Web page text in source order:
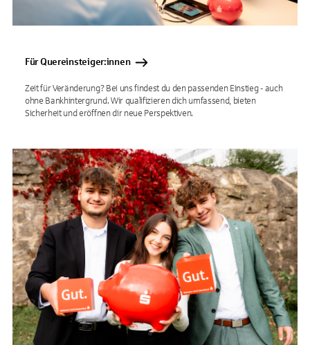
Für Quereinsteiger:innen
Zeit für Veränderung? Bei uns findest du den passenden Einstieg - auch
ohne Bankhintergrund. Wir qualifizieren dich umfassend, bieten
Sicherheit und eröffnen dir neue Perspektiven.